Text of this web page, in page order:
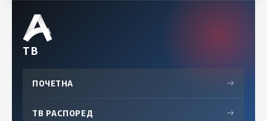
ТВ
ПОЧЕТНА →
ТВ РАСПОРЕД →